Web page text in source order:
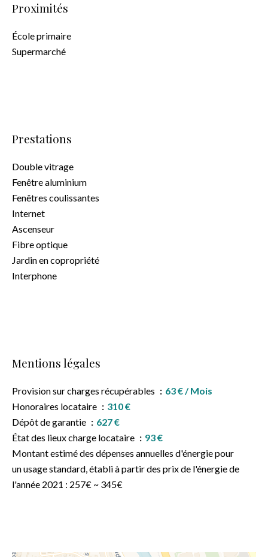
Proximités
École primaire
Supermarché
Prestations
Double vitrage
Fenêtre aluminium
Fenêtres coulissantes
Internet
Ascenseur
Fibre optique
Jardin en copropriété
Interphone
Mentions légales
Provision sur charges récupérables
63 € / Mois
Honoraires locataire
310 €
Dépôt de garantie
627 €
État des lieux charge locataire
93 €
Montant estimé des dépenses annuelles d'énergie pour
un usage standard, établi à partir des prix de l'énergie de
l'année 2021 : 257€ ~ 345€